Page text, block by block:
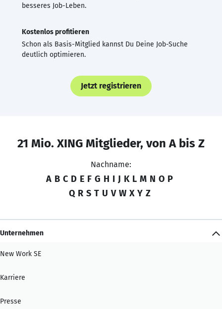
besseres Job-Leben.
Kostenlos profitieren
Schon als Basis-Mitglied kannst Du Deine Job-Suche
deutlich optimieren.
Jetzt registrieren
21 Mio. XING Mitglieder, von A bis Z
Nachname:
A B C D E F G H I J K L M N O P
Q R S T U V W X Y Z
Unternehmen
New Work SE
Karriere
Presse